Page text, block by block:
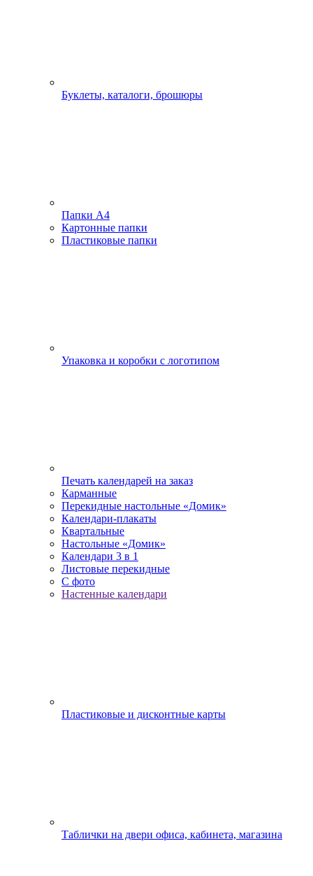
Буклеты, каталоги, брошюры
Папки А4
Картонные папки
Пластиковые папки
Упаковка и коробки с логотипом
Печать календарей на заказ
Карманные
Перекидные настольные «Домик»
Календари-плакаты
Квартальные
Настольные «Домик»
Календари 3 в 1
Листовые перекидные
С фото
Настенные календари
Пластиковые и дисконтные карты
Таблички на двери офиса, кабинета, магазина